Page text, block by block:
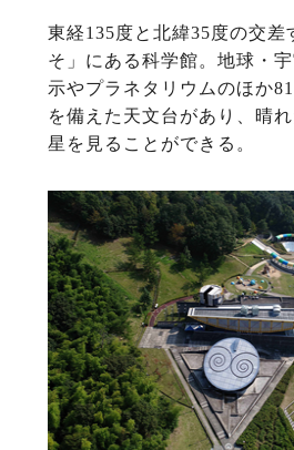
東経135度と北緯35度の交差
そ」にある科学館。地球・
示やプラネタリウムのほか
を備えた天文台があり、晴
星を見ることができる。